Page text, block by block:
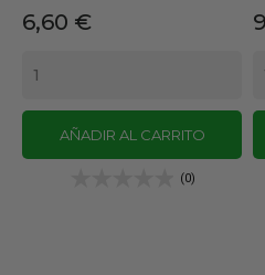
Precio
6,60 €
AÑADIR AL CARRITO
(0)